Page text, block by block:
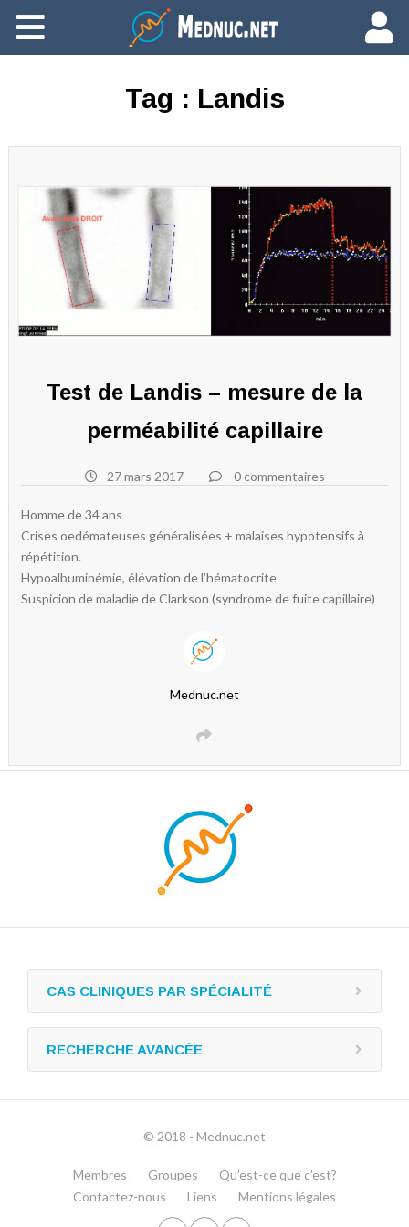
Ajouter du contenu
Tag : Landis
Test de Landis – mesure de la
perméabilité capillaire
27 mars 2017 0 commentaires
Homme de 34 ans
Crises oedémateuses généralisées + malaises hypotensifs à
répétition.
Hypoalbuminémie, élévation de l’hématocrite
Suspicion de maladie de Clarkson (syndrome de fuite capillaire)
Mednuc.net
CAS CLINIQUES PAR SPÉCIALITÉ
RECHERCHE AVANCÉE
© 2018 - Mednuc.net
Membres Groupes
Qu’est-ce que c’est?
Contactez-nous
Liens Mentions légales